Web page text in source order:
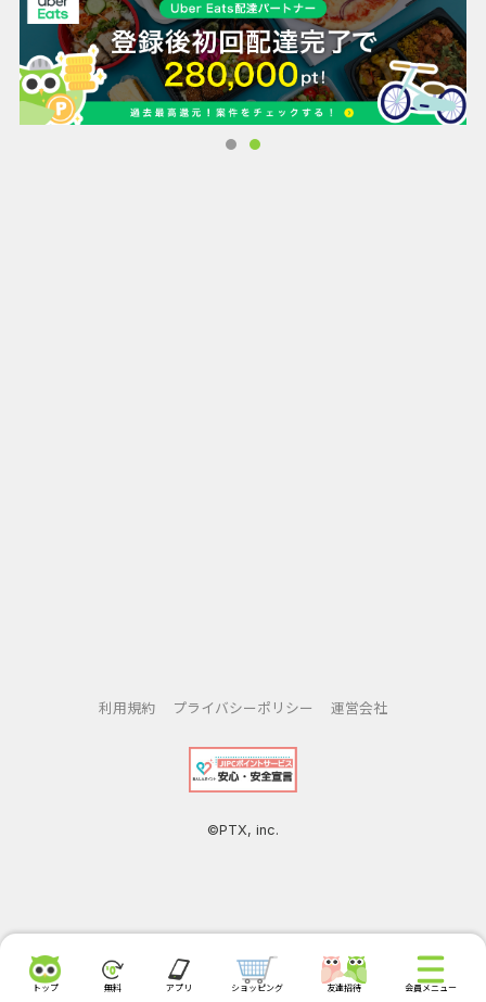
利用規約 プライバシーポリシー 運営会社
©PTX, inc.
トップ 無料 アプリ ショッピング 友達招待 会員メニュー